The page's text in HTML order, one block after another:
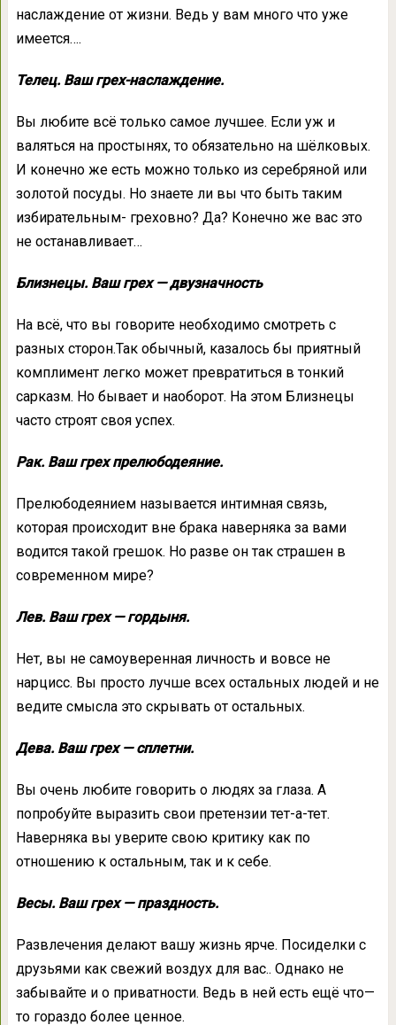
наслаждение от жизни. Ведь у вам много что уже
имеется….
Телец. Ваш грех-наслаждение.
Вы любите всё только самое лучшее. Если уж и
валяться на простынях, то обязательно на шёлковых.
И конечно же есть можно только из серебряной или
золотой посуды. Но знаете ли вы что быть таким
избирательным- греховно? Да? Конечно же вас это
не останавливает…
Близнецы. Ваш грех — двузначность
На всё, что вы говорите необходимо смотреть с
разных сторон.Так обычный, казалось бы приятный
комплимент легко может превратиться в тонкий
сарказм. Но бывает и наоборот. На этом Близнецы
часто строят своя успех.
Рак. Ваш грех прелюбодеяние.
Прелюбодеянием называется интимная связь,
которая происходит вне брака наверняка за вами
водится такой грешок. Но разве он так страшен в
современном мире?
Лев. Ваш грех — гордыня.
Нет, вы не самоуверенная личность и вовсе не
нарцисс. Вы просто лучше всех остальных людей и не
ведите смысла это скрывать от остальных.
Дева. Ваш грех — сплетни.
Вы очень любите говорить о людях за глаза. А
попробуйте выразить свои претензии тет-а-тет.
Наверняка вы уверите свою критику как по
отношению к остальным, так и к себе.
Весы. Ваш грех — праздность.
Развлечения делают вашу жизнь ярче. Посиделки с
друзьями как свежий воздух для вас.. Однако не
забывайте и о приватности. Ведь в ней есть ещё что—
то гораздо более ценное.